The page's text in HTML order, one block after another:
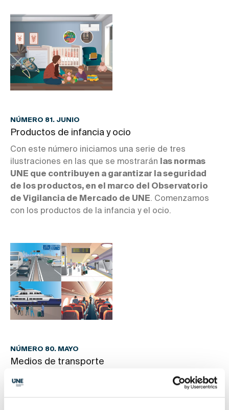
NÚMERO 81. JUNIO
Productos de infancia y ocio
Con este número iniciamos una serie de tres
ilustraciones en las que se mostrarán
las normas
UNE que contribuyen a garantizar la seguridad
de los productos, en el marco del Observatorio
de Vigilancia de Mercado de UNE. Comenzamos
con los productos de la infancia y el ocio.
NÚMERO 80. MAYO
Medios de transporte
Las normas UNE facilitan viajar por carretera,